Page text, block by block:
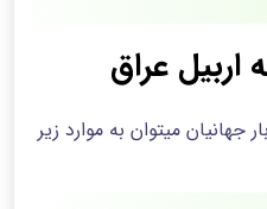
اربیل عراق
جهانیان میتوان به موارد زیر